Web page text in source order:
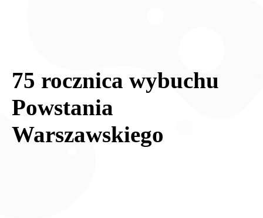
75 rocznica wybuchu
Powstania
Warszawskiego